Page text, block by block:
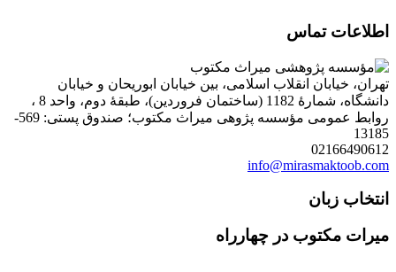
اطلاعات تماس
تهران، خیابان انقلاب اسلامی، بین خیابان ابوریحان و خیابان
دانشگاه، شمارۀ 1182 (ساختمان فروردین)، طبقۀ دوم، واحد 8 ،
روابط عمومی مؤسسه پژوهی میراث مکتوب؛ صندوق پستی: 569-
13185
02166490612
info@mirasmaktoob.com
انتخاب زبان
میرات مکتوب در چهارراه